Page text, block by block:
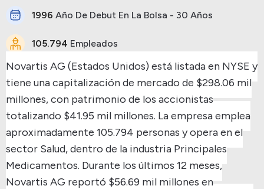
1996 Año De Debut En La Bolsa - 30 Años
105.794 Empleados
Novartis AG (Estados Unidos) está listada en NYSE y
tiene una capitalización de mercado de $298.06 mil
millones, con patrimonio de los accionistas
totalizando $41.95 mil millones. La empresa emplea
aproximadamente 105.794 personas y opera en el
sector Salud, dentro de la industria Principales
Medicamentos. Durante los últimos 12 meses,
Novartis AG reportó $56.69 mil millones en